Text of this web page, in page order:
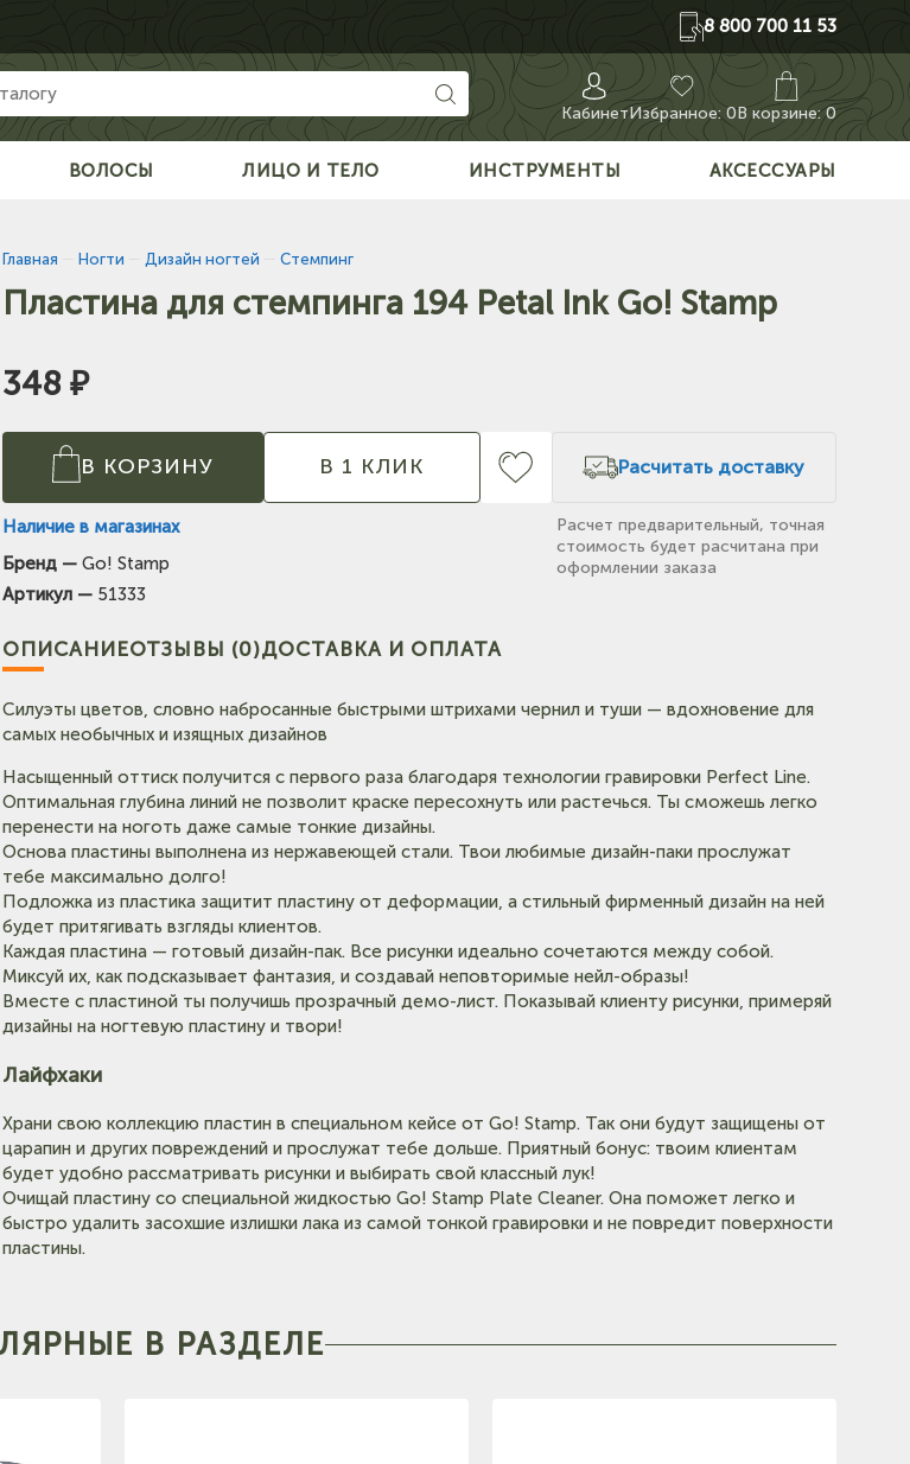
8 800 700 11 53
КабинетИзбранное:0В корзине: 0
ВОЛОСЫ ЛИЦО И ТЕЛО ИНСТРУМЕНТЫ АКСЕССУАРЫ
Главная Ногти Дизайн ногтей Стемпинг
Пластина для стемпинга 194 Petal Ink Go! Stamp
348 ₽
В КОРЗИНУ В 1 КЛИК Расчитать доставку
Наличие в магазинах
Тел: +7-903-947-7028
(на карте)
Тел: +7-3854-222-223
(на
карте)
(на карте)
Тел: +7-3852-721-001
Бренд — Go! Stamp
Артикул — 51333
Расчет предварительный, точная
стоимость будет расчитана при
оформлении заказа
ОПИСАНИЕОТЗЫВЫ (0)ДОСТАВКА И ОПЛАТА
Силуэты цветов, словно набросанные быстрыми штрихами чернил и туши — вдохновение для
самых необычных и изящных дизайнов
Насыщенный оттиск получится с первого раза благодаря технологии гравировки Perfect Line.
Оптимальная глубина линий не позволит краске пересохнуть или растечься. Ты сможешь легко
перенести на ноготь даже самые тонкие дизайны.
Основа пластины выполнена из нержавеющей стали. Твои любимые дизайн-паки прослужат
тебе максимально долго!
Подложка из пластика защитит пластину от деформации, а стильный фирменный дизайн на ней
будет притягивать взгляды клиентов.
Каждая пластина — готовый дизайн-пак. Все рисунки идеально сочетаются между собой.
Миксуй их, как подсказывает фантазия, и создавай неповторимые нейл-образы!
Вместе с пластиной ты получишь прозрачный демо-лист. Показывай клиенту рисунки, примеряй
дизайны на ногтевую пластину и твори!
Лайфхаки
Храни свою коллекцию пластин в специальном кейсе от Go! Stamp. Так они будут защищены от
царапин и других повреждений и прослужат тебе дольше. Приятный бонус: твоим клиентам
будет удобно рассматривать рисунки и выбирать свой классный лук!
Очищай пластину со специальной жидкостью Go! Stamp Plate Cleaner. Она поможет легко и
быстро удалить засохшие излишки лака из самой тонкой гравировки и не повредит поверхности
пластины.
В РАЗДЕЛЕ